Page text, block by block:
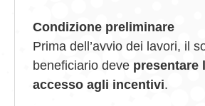
Condizione preliminare
Prima dell’avvio dei lavori, il
beneficiario deve presentare
accesso agli incentivi.